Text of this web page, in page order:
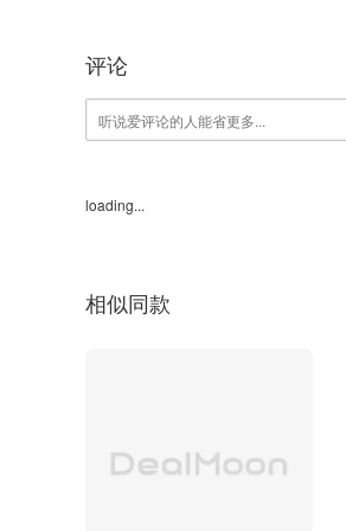
评论
loading...
相似同款